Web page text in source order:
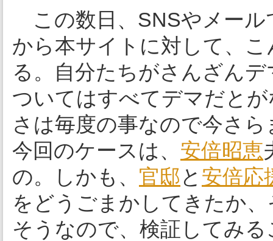
この数日、SNSやメール
から本サイトに対して、
る。自分たちがさんざん
ついてはすべてデマだと
さは毎度の事なので今さ
今回のケースは、 安倍昭恵
の。しかも、 官邸 と 安倍応
をどうごまかしてきたか
そうなので、検証してみ